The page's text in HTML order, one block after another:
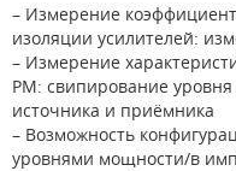
– Измерение
изоляции усилителей:
– Измерение
PM: свипирование
источника и приёмника
– Возможность
уровнями мощности/в